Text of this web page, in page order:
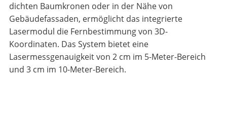
dichten Baumkronen oder in der Nähe von
Gebäudefassaden, ermöglicht das integrierte
Lasermodul die Fernbestimmung von 3D-
Koordinaten. Das System bietet eine
Lasermessgenauigkeit von 2 cm im 5-Meter-Bereich
und 3 cm im 10-Meter-Bereich.